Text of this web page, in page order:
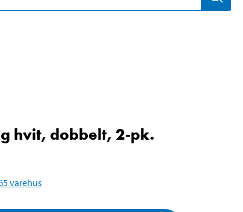
hvit, dobbelt, 2-pk.
varehus